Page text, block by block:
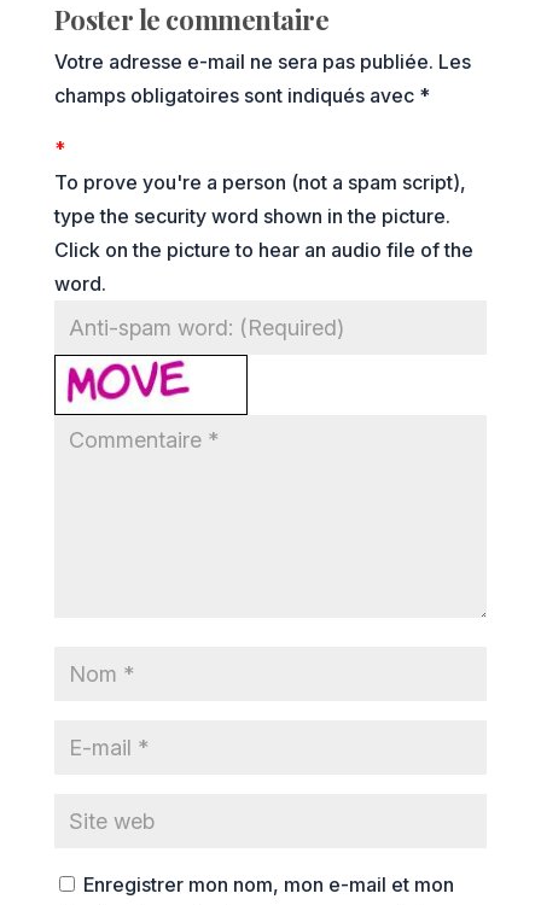
Poster le commentaire
Votre adresse e-mail ne sera pas publiée. Les
champs obligatoires sont indiqués avec *
*
To prove you're a person (not a spam script),
type the security word shown in the picture.
Click on the picture to hear an audio file of the
word.
Enregistrer mon nom, mon e-mail et mon